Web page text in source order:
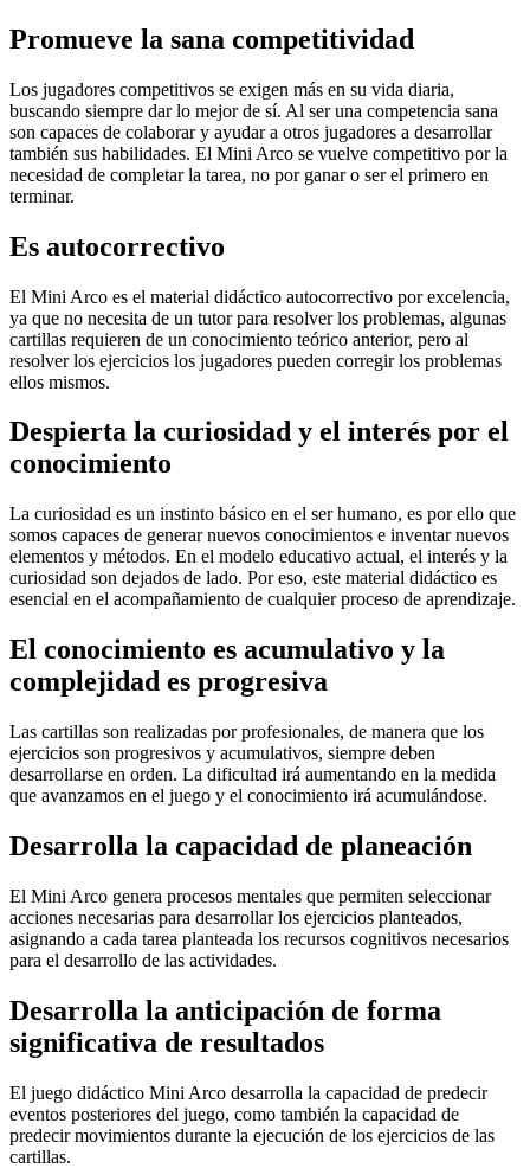
Promueve la sana competitividad
Los jugadores competitivos se exigen más en su vida diaria,
buscando siempre dar lo mejor de sí. Al ser una competencia sana
son capaces de colaborar y ayudar a otros jugadores a desarrollar
también sus habilidades. El Mini Arco se vuelve competitivo por la
necesidad de completar la tarea, no por ganar o ser el primero en
terminar.
Es autocorrectivo
El Mini Arco es el material didáctico autocorrectivo por excelencia,
ya que no necesita de un tutor para resolver los problemas, algunas
cartillas requieren de un conocimiento teórico anterior, pero al
resolver los ejercicios los jugadores pueden corregir los problemas
ellos mismos.
Despierta la curiosidad y el interés por el
conocimiento
La curiosidad es un instinto básico en el ser humano, es por ello que
somos capaces de generar nuevos conocimientos e inventar nuevos
elementos y métodos. En el modelo educativo actual, el interés y la
curiosidad son dejados de lado. Por eso, este material didáctico es
esencial en el acompañamiento de cualquier proceso de aprendizaje.
El conocimiento es acumulativo y la
complejidad es progresiva
Las cartillas son realizadas por profesionales, de manera que los
ejercicios son progresivos y acumulativos, siempre deben
desarrollarse en orden. La dificultad irá aumentando en la medida
que avanzamos en el juego y el conocimiento irá acumulándose.
Desarrolla la capacidad de planeación
El Mini Arco genera procesos mentales que permiten seleccionar
acciones necesarias para desarrollar los ejercicios planteados,
asignando a cada tarea planteada los recursos cognitivos necesarios
para el desarrollo de las actividades.
Desarrolla la anticipación de forma
significativa de resultados
El juego didáctico Mini Arco desarrolla la capacidad de predecir
eventos posteriores del juego, como también la capacidad de
predecir movimientos durante la ejecución de los ejercicios de las
cartillas.